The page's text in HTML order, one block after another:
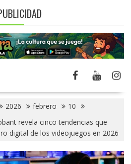
2026 febrero
10
revela cinco tendencias que
digital de los videojuegos en 2026